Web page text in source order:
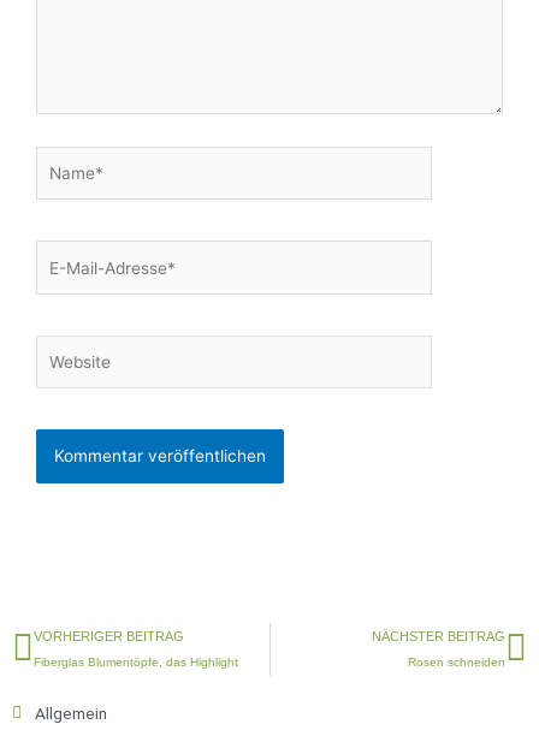
Mail-
Zurück
VORHERIGER BEITRAG
Fiberglas Blumentöpfe, das Highlight
NÄCHSTER BEITRAG
Rosen schneiden
Allgemein